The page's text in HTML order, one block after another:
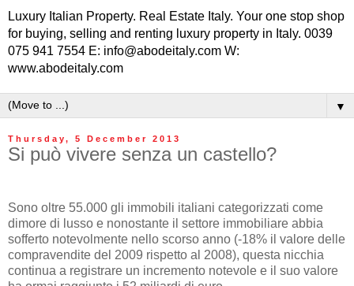
Luxury Italian Property. Real Estate Italy. Your one stop shop
for buying, selling and renting luxury property in Italy. 0039
075 941 7554 E: info@abodeitaly.com W:
www.abodeitaly.com
▼
Thursday, 5 December 2013
Si può vivere senza un castello?
Sono oltre 55.000 gli immobili italiani categorizzati come
dimore di lusso e nonostante il settore immobiliare abbia
sofferto notevolmente nello scorso anno (-18% il valore delle
compravendite del 2009 rispetto al 2008), questa nicchia
continua a registrare un incremento notevole e il suo valore